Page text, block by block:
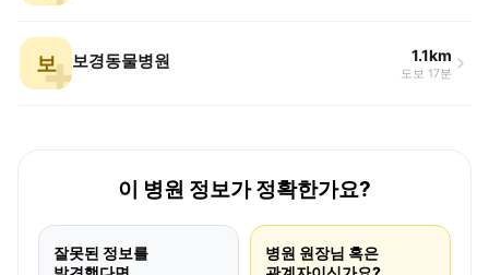
보 보경동물병원 1.1km
도보 17분
이 병원 정보가 정확한가요?
잘못된 정보를
병원 원장님 혹은